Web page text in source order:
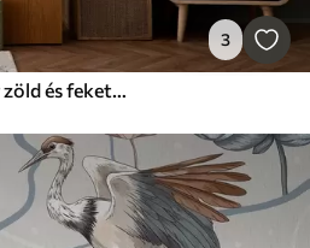
3
Falvédő Krémszínű háttér zöld és fekete csíkok keverékével